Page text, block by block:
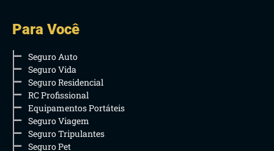
Para Você
Seguro Auto
Seguro Vida
Seguro Residencial
RC Profissional
Equipamentos Portáteis
Seguro Viagem
Seguro Tripulantes
Seguro Pet